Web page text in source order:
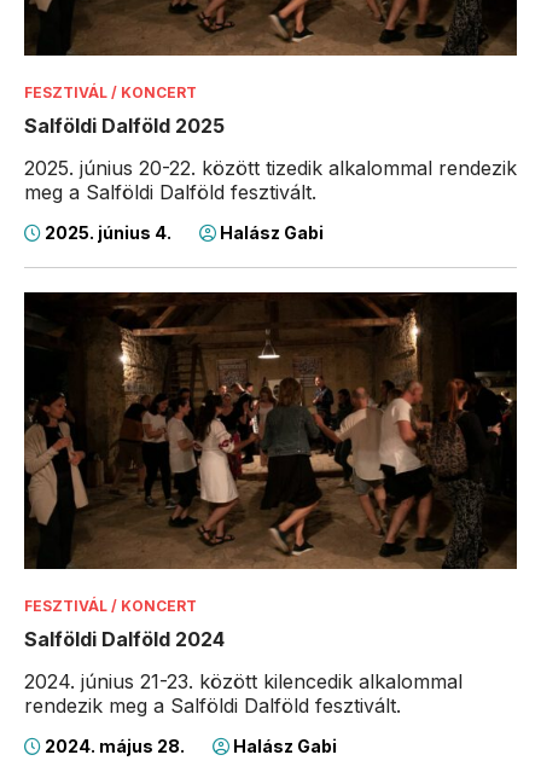
FESZTIVÁL / KONCERT
Salföldi Dalföld 2025
2025. június 20-22. között tizedik alkalommal rendezik
meg a Salföldi Dalföld fesztivált.
2025. június 4. Halász Gabi
FESZTIVÁL / KONCERT
Salföldi Dalföld 2024
2024. június 21-23. között kilencedik alkalommal
rendezik meg a Salföldi Dalföld fesztivált.
2024. május 28. Halász Gabi